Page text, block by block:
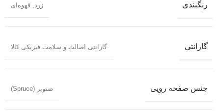
رنگبندی زرد قهوه‌ای
گارانتی گارانتی اصالت و سلامت فیزیکی کالا
جنس صفحه رویی صنوبر (Spruce)